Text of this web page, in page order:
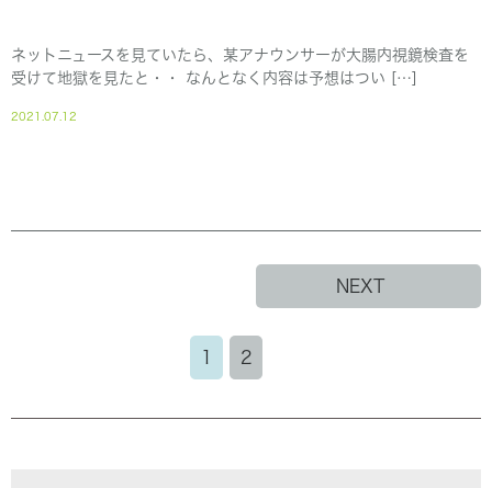
ネットニュースを見ていたら、某アナウンサーが大腸内視鏡検査を
受けて地獄を見たと・・ なんとなく内容は予想はつい […]
2021.07.12
1 2
NEXT